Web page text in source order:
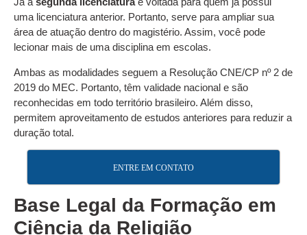
uma licenciatura anterior. Portanto, serve para ampliar sua
área de atuação dentro do magistério. Assim, você pode
lecionar mais de uma disciplina em escolas.
Ambas as modalidades seguem a Resolução CNE/CP nº 2 de
2019 do MEC. Portanto, têm validade nacional e são
reconhecidas em todo território brasileiro. Além disso,
permitem aproveitamento de estudos anteriores para reduzir a
duração total.
ENTRE EM CONTATO
Base Legal da Formação em
Ciência da Religião